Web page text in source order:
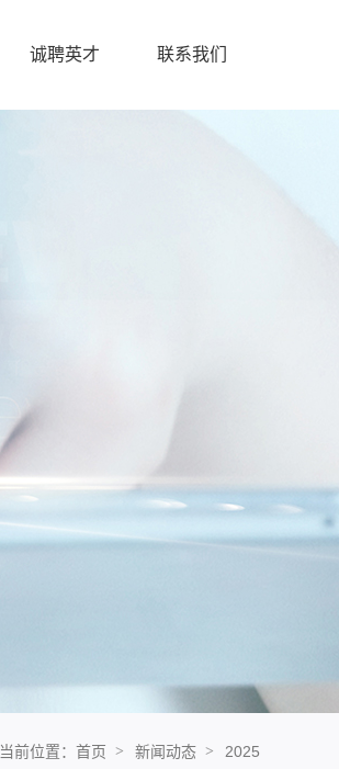
诚聘英才 联系我们
当前位置：首页 新闻动态 2025